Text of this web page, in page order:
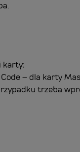
karty;
– dla karty
trzeba